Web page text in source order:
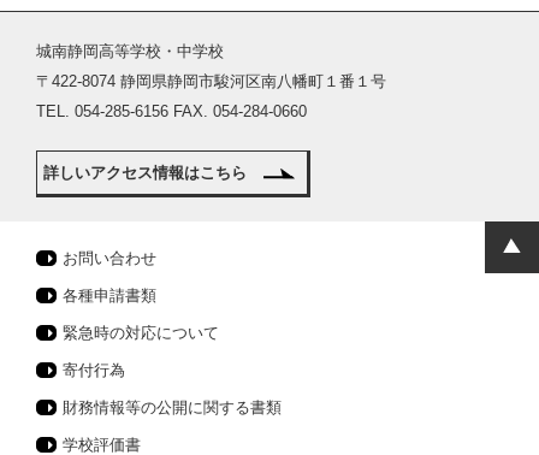
城南静岡高等学校・中学校
〒422-8074 静岡県静岡市駿河区南八幡町１番１号
TEL. 054-285-6156 FAX. 054-284-0660
詳しいアクセス情報はこちら
お問い合わせ
各種申請書類
緊急時の対応について
寄付行為
財務情報等の公開に関する書類
学校評価書